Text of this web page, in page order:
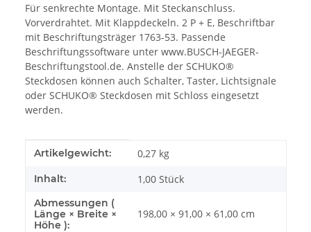
Für senkrechte Montage. Mit Steckanschluss.
Vorverdrahtet. Mit Klappdeckeln. 2 P + E, Beschriftbar
mit Beschriftungsträger 1763-53. Passende
Beschriftungssoftware unter www.BUSCH-JAEGER-
Beschriftungstool.de. Anstelle der SCHUKO®
Steckdosen können auch Schalter, Taster, Lichtsignale
oder SCHUKO® Steckdosen mit Schloss eingesetzt
werden.
Produkteigenschaft
Wert
Artikelgewicht: 0,27 kg
Inhalt: 1,00 Stück
Abmessungen (
Länge × Breite ×
Höhe ):
198,00 × 91,00 × 61,00 cm